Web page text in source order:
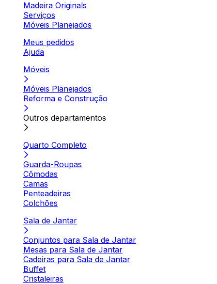
Madeira Originals
Serviços
Móveis Planejados
Meus pedidos
Ajuda
Móveis
Móveis Planejados
Reforma e Construção
Outros departamentos
Quarto Completo
Guarda-Roupas
Cômodas
Camas
Penteadeiras
Colchões
Sala de Jantar
Conjuntos para Sala de Jantar
Mesas para Sala de Jantar
Cadeiras para Sala de Jantar
Buffet
Cristaleiras